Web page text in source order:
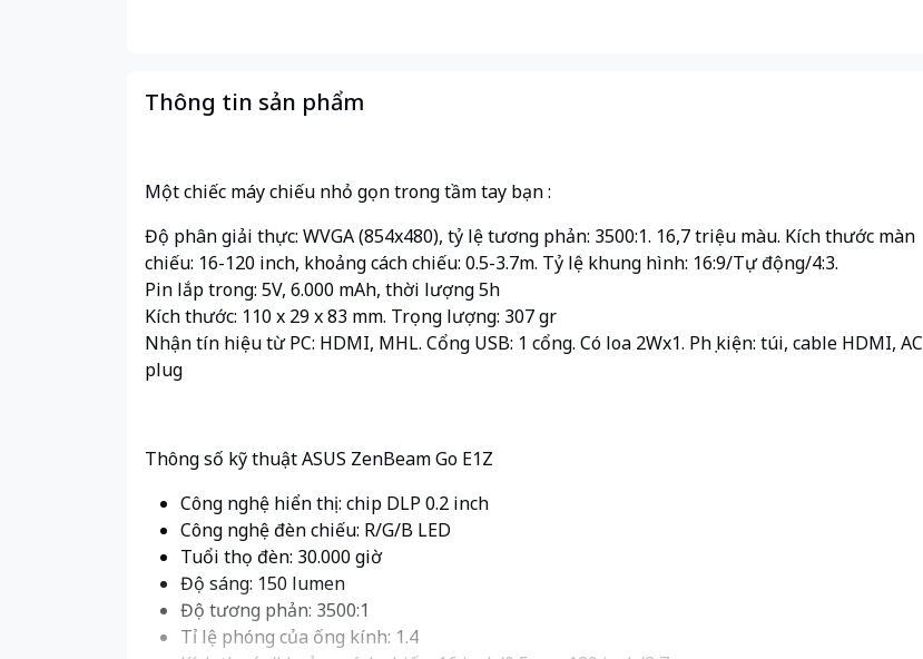
Thông tin sản phẩm
Một chiếc máy chiếu nhỏ gọn trong tầm tay bạn :
Độ phân giải thực: WVGA (854x480), tỷ lệ tương phản: 3500:1. 16,7 triệu màu. Kích thước màn
chiếu: 16-120 inch, khoảng cách chiếu: 0.5-3.7m. Tỷ lệ khung hình: 16:9/Tự động/4:3.
Pin lắp trong: 5V, 6.000 mAh, thời lượng 5h
Kích thước: 110 x 29 x 83 mm. Trọng lượng: 307 gr
Nhận tín hiệu từ PC: HDMI, MHL. Cổng USB: 1 cổng. Có loa 2Wx1. Phụ kiện: túi, cable HDMI, AC
plug
Thông số kỹ thuật ASUS ZenBeam Go E1Z
Công nghệ hiển thị: chip DLP 0.2 inch
Công nghệ đèn chiếu: R/G/B LED
Tuổi thọ đèn: 30.000 giờ
Độ sáng: 150 lumen
Độ tương phản: 3500:1
Tỉ lệ phóng của ống kính: 1.4